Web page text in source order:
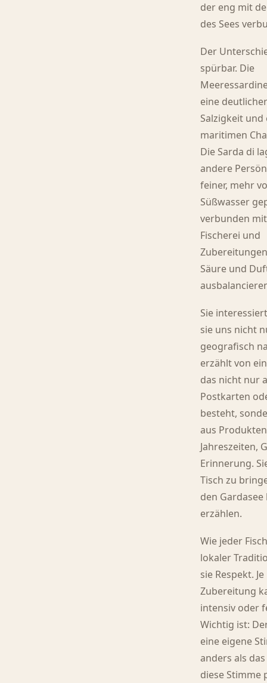
der eng mit
des Sees
Der
spürbar. Die
eine
Salzigkeit
maritimen
Die Sarda di
andere
feiner, mehr
Süßwasser
verbunden
Fischerei und
Säure und
Sie
sie uns nicht
geografisch
erzählt von
das nicht nur
Postkarten
besteht,
aus
Jahreszeiten,
Erinnerung.
Tisch zu
den
erzählen.
Wie jeder
lokaler
sie Respekt.
Zubereitung
intensiv oder
Wichtig ist:
eine eigene
anders als
diese Stimme